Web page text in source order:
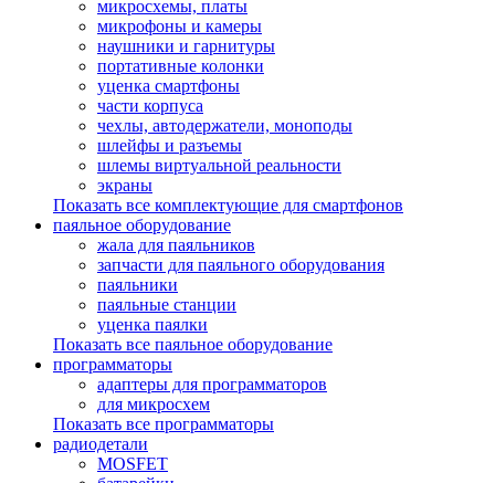
микросхемы, платы
микрофоны и камеры
наушники и гарнитуры
портативные колонки
уценка смартфоны
части корпуса
чехлы, автодержатели, моноподы
шлейфы и разъемы
шлемы виртуальной реальности
экраны
Показать все комплектующие для смартфонов
паяльное оборудование
жала для паяльников
запчасти для паяльного оборудования
паяльники
паяльные станции
уценка паялки
Показать все паяльное оборудование
программаторы
адаптеры для программаторов
для микросхем
Показать все программаторы
радиодетали
MOSFET